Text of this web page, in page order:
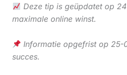
Deze tip is geüpdatet op
maximale online winst.
Informatie opgefrist op
succes.